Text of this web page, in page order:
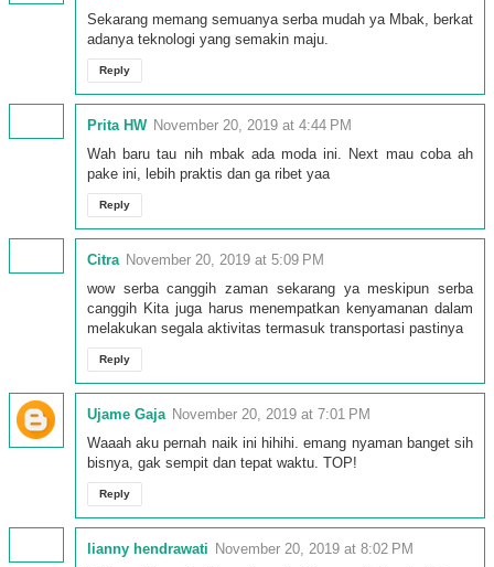
Sekarang memang semuanya serba mudah ya Mbak, berkat
adanya teknologi yang semakin maju.
Reply
Prita HW November 20, 2019 at 4:44 PM
Wah baru tau nih mbak ada moda ini. Next mau coba ah
pake ini, lebih praktis dan ga ribet yaa
Reply
Citra November 20, 2019 at 5:09 PM
wow serba canggih zaman sekarang ya meskipun serba
canggih Kita juga harus menempatkan kenyamanan dalam
melakukan segala aktivitas termasuk transportasi pastinya
Reply
Ujame Gaja November 20, 2019 at 7:01 PM
Waaah aku pernah naik ini hihihi. emang nyaman banget sih
bisnya, gak sempit dan tepat waktu. TOP!
Reply
lianny hendrawati November 20, 2019 at 8:02 PM